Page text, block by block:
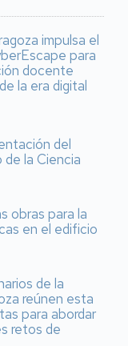
impulsa el
para
docente
la era digital
del
la Ciencia
obras para la
en el edificio
de la
reúnen esta
para abordar
retos de